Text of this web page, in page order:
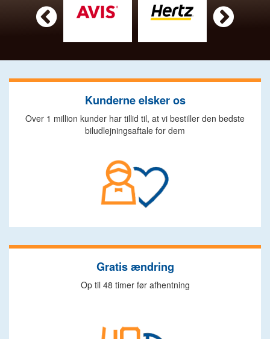
 
Kunderne elsker os
Over 1 million kunder har tillid til, at vi bestiller den bedste
biludlejningsaftale for dem
Gratis ændring
Op til 48 timer før afhentning